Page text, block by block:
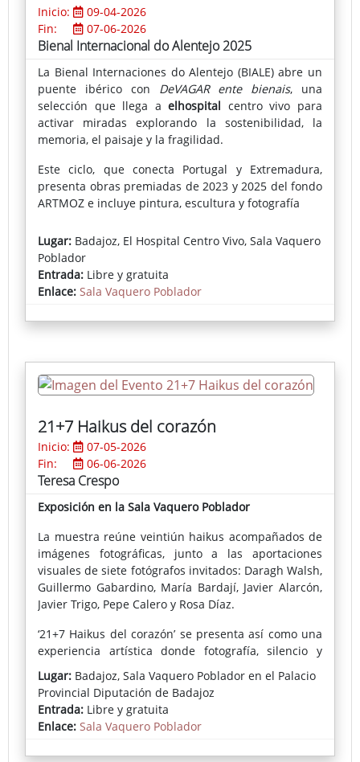
Inicio:
09-04-2026
Fin:
07-06-2026
Bienal Internacional do Alentejo 2025
La Bienal Internaciones do Alentejo (BIALE) abre un
puente ibérico con DeVAGAR ente bienais, una
selección que llega aelhospital centro vivo para
activar miradas explorando la sostenibilidad, la
memoria, el paisaje y la fragilidad.
Este ciclo, que conecta Portugal y Extremadura,
presenta obras premiadas de 2023 y 2025 del fondo
ARTMOZ e incluye pintura, escultura y fotografía
con técnicas que van de la pintura y la escultura a la
fotografía y el objeto, trazando un recorrido por
materiales y relatos arraigados en el Alentejo. La
muestra incluye la obra de tres artistas pacenses:
despacio, escuchar al territorio y reconocer en él sus
cicatrices y transformaciones.
Lugar: Badajoz, El Hospital Centro Vivo, Sala Vaquero
Poblador
Entrada: Libre y gratuita
Enlace: Sala Vaquero Poblador
21+7 Haikus del corazón
Inicio:
07-05-2026
Fin:
06-06-2026
Teresa Crespo
Exposición en la Sala Vaquero Poblador
La muestra reúne veintiún haikus acompañados de
imágenes fotográficas, junto a las aportaciones
visuales de siete fotógrafos invitados: Daragh Walsh,
Guillermo Gabardino, María Bardají, Javier Alarcón,
Javier Trigo, Pepe Calero y Rosa Díaz.
‘21+7 Haikus del corazón’ se presenta así como una
experiencia artística donde fotografía, silencio y
poesía convergen para ofrecer una mirada serena
sobre el tiempo, la naturaleza y la emoción humana
Lugar: Badajoz, Sala Vaquero Poblador en el Palacio
Provincial Diputación de Badajoz
Entrada: Libre y gratuita
Enlace: Sala Vaquero Poblador